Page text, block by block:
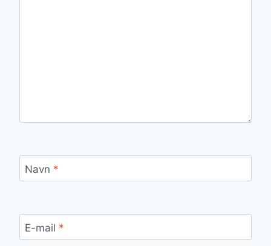
Navn *
E-mail *